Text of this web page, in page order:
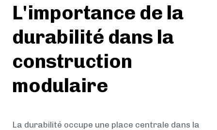
L'importance de la
durabilité dans la
construction
modulaire
La durabilité occupe une place centrale dans la